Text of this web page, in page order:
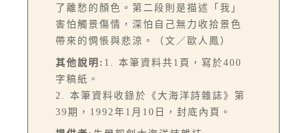
了離愁的顏色。第二段則是描述「我」
害怕觸景傷情，深怕自己無力收拾景色
帶來的惆悵與悲涼。（文／歐人鳳）
其他說明: 1. 本筆資料共1頁，寫於400
字稿紙。
2. 本筆資料收錄於《大海洋詩雜誌》第
39期，1992年1月10日，封底內頁。